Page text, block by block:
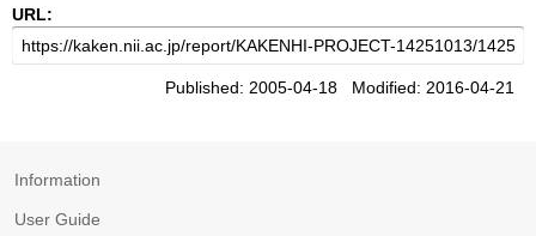
URL:
Published: 2005-04-18 Modified: 2016-04-21
Information
User Guide